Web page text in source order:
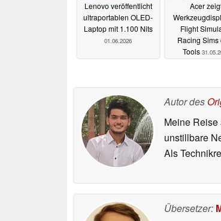
Lenovo veröffentlicht
ultraportablen OLED-
Laptop mit 1.100 Nits
01.06.2026
Acer
Flight
Racing Sims
Tools
Autor des
Meine
unstillbare
Als
Übersetzer: